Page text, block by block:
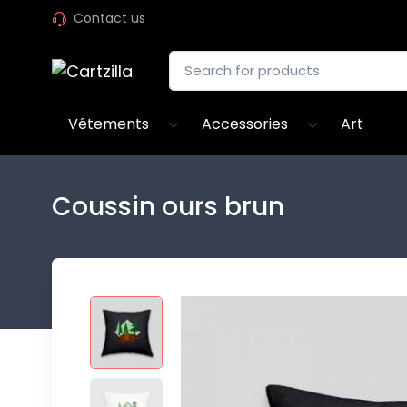
Contact us
Vêtements Accessories Art
Coussin ours brun